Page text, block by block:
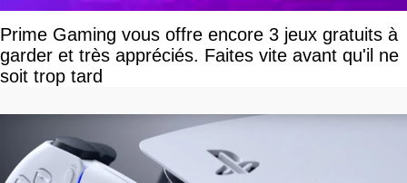
Prime Gaming vous offre encore 3 jeux gratuits à
garder et très appréciés. Faites vite avant qu'il ne
soit trop tard